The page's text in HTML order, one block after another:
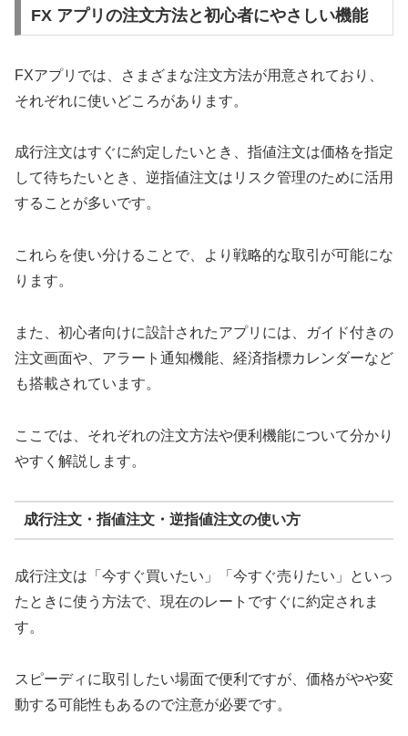
FX アプリの注文方法と初心者にやさしい機能
FXアプリでは、さまざまな注文方法が用意されており、
それぞれに使いどころがあります。
成行注文はすぐに約定したいとき、指値注文は価格を指定
して待ちたいとき、逆指値注文はリスク管理のために活用
することが多いです。
これらを使い分けることで、より戦略的な取引が可能にな
ります。
また、初心者向けに設計されたアプリには、ガイド付きの
注文画面や、アラート通知機能、経済指標カレンダーなど
も搭載されています。
ここでは、それぞれの注文方法や便利機能について分かり
やすく解説します。
成行注文・指値注文・逆指値注文の使い方
成行注文は「今すぐ買いたい」「今すぐ売りたい」といっ
たときに使う方法で、現在のレートですぐに約定されま
す。
スピーディに取引したい場面で便利ですが、価格がやや変
動する可能性もあるので注意が必要です。